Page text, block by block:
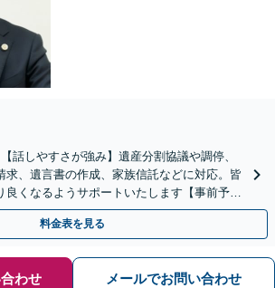
話しやすさが強み】遺産分割協議や調停、
求、遺言書の作成、家族信託などに対応。皆
くなるようサポートいたします【事前予約
オ面談可】【初回面談無料】
料金表を見る
わせ メールでお問い合わせ